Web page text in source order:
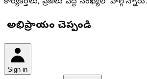
మీ అభిప్రాయం చెప్పండి
Sign in